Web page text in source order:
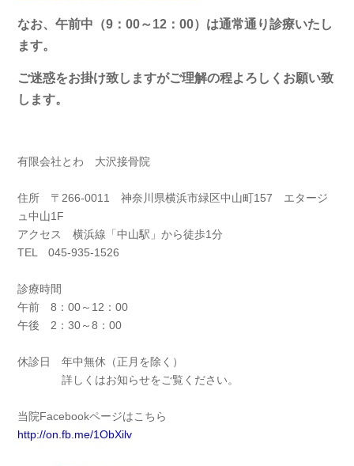
なお、午前中（9：00～12：00）は通常通り診療いたし
ます。
ご迷惑をお掛け致しますがご理解の程よろしくお願い致
します。
有限会社とわ 大沢接骨院
住所 〒266-0011 神奈川県横浜市緑区中山町157 エタージ
ュ中山1F
アクセス 横浜線「中山駅」から徒歩1分
TEL 045-935-1526
診療時間
午前 8：00～12：00
午後 2：30～8：00
休診日 年中無休（正月を除く）
詳しくはお知らせをご覧ください。
当院Facebookページはこちら
http://on.fb.me/1ObXilv